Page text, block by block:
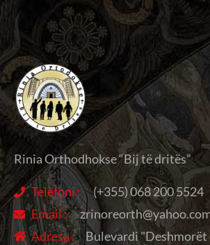
Rinia Orthodhokse “Bij të dritës”
Telefoni :
(+355) 068 200 5524
Email :
Adresa :
Bulevardi "Deshmorët